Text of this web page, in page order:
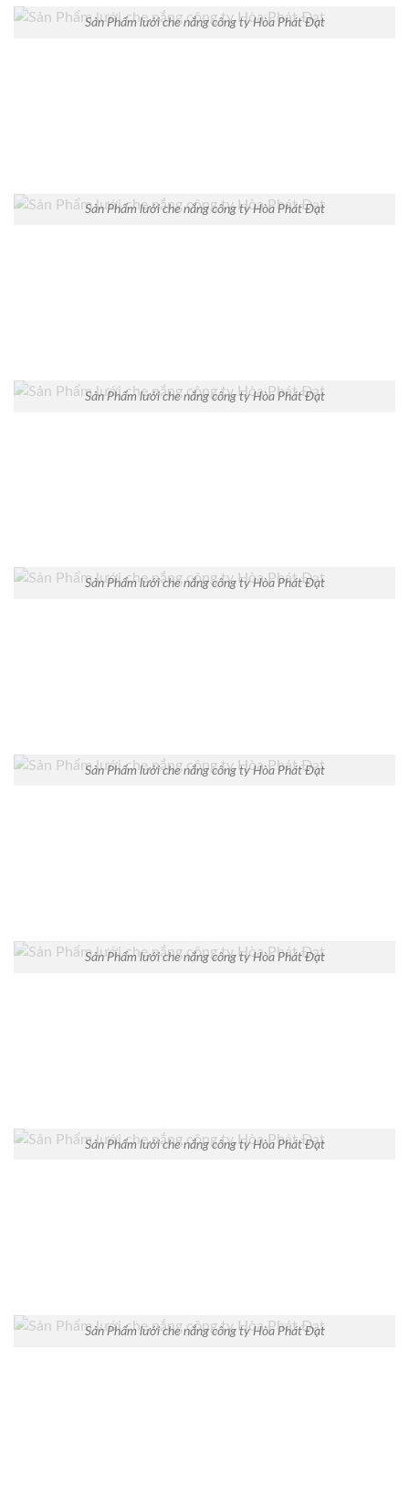
Sản Phẩm lưới che nắng công ty Hòa Phát Đạt
Sản Phẩm lưới che nắng công ty Hòa Phát Đạt
Sản Phẩm lưới che nắng công ty Hòa Phát Đạt
Sản Phẩm lưới che nắng công ty Hòa Phát Đạt
Sản Phẩm lưới che nắng công ty Hòa Phát Đạt
Sản Phẩm lưới che nắng công ty Hòa Phát Đạt
Sản Phẩm lưới che nắng công ty Hòa Phát Đạt
Sản Phẩm lưới che nắng công ty Hòa Phát Đạt